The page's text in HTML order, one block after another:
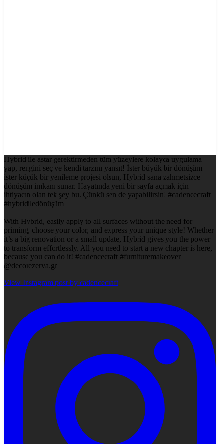
Hybrid ile astar gerektirmeden tüm yüzeylere kolayca uygulama
yap, rengini seç ve kendi tarzını yansıt! İster büyük bir dönüşüm
ister küçük bir yenileme projesi olsun, Hybrid sana zahmetsizce
dönüşüm imkanı sunar. Hayatında yeni bir sayfa açmak için
ihtiyacın olan tek şey bu. Çünkü sen de yapabilirsin! #cadencecraft
#hybridiledönüşüm
With Hybrid, easily apply to all surfaces without the need for
priming, choose your color, and express your unique style! Whether
it’s a big renovation or a small update, Hybrid gives you the power
to transform effortlessly. All you need to start a new chapter is here,
because you can do it! #cadencecraft #furnituremakeover
@decorezerva.gr
View Instagram post by cadencecraft